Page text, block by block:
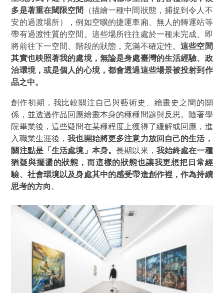
多是著重在閾限空間
（描繪一種中間狀態，捕捉到令人不
安的過渡場所），例如空曠的捷運車廂、無人的轉運站等
帶有過渡性質的空間。這些場所往往處於一種未完成、即
將前往下一空間、階段的狀態，充滿不確定性。這些空間
其實也映照著我的處境，無論是身處臺灣的生活經驗、政
治環境，或是個人的心境，都會透過這些場景被投射到作
品之中。
創作初期，我比較關注自己與藝術史、繪畫史之間的關
係，並透過作品回應繪畫本身的種種問題與反思。隨著學
院畢業後，這些疑問在某種程度上獲得了緩解或回應，進
入職業生涯後，我也開始將更多注意力放回自己的生活，
關注點是「生活處境」 本身。長期以來， 我始終處在一種
猶疑與擺盪的狀態，而這樣的狀態也讓我更想把日常經
驗、社會環境以及身處其中的感受帶進創作裡，作為持續
思考的方向 。